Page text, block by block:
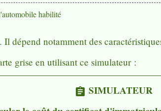
habilité
dépend notamment des
grise en utilisant ce simulateur :
assignment SIMULATEUR